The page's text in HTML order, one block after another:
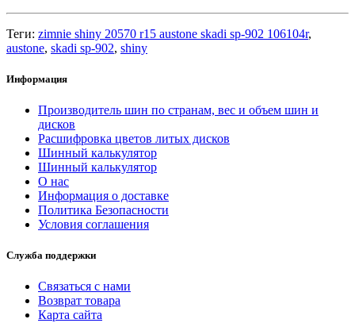
Теги: zimnie shiny 20570 r15 austone skadi sp-902 106104r,
austone, skadi sp-902, shiny
Информация
Производитель шин по странам, вес и объем шин и
дисков
Расшифровка цветов литых дисков
Шинный калькулятор
Шинный калькулятор
О нас
Информация о доставке
Политика Безопасности
Условия соглашения
Служба поддержки
Связаться с нами
Возврат товара
Карта сайта